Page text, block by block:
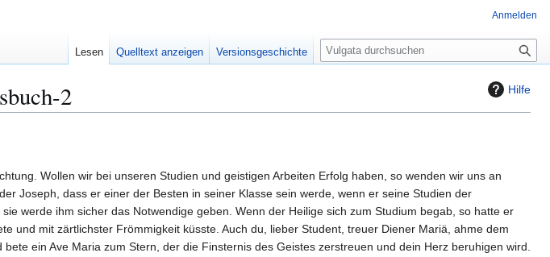
Hilfe
2
Wollen wir bei unseren Studien und geistigen Arbeiten Erfolg haben, so wenden wir uns an
Joseph, dass er einer der Besten in seiner Klasse sein werde, wenn er seine Studien der
werde ihm sicher das Notwendige geben. Wenn der Heilige sich zum Studium begab, so hatte er
und mit zärtlichster Frömmigkeit küsste. Auch du, lieber Student, treuer Diener Mariä, ahme dem
ein Ave Maria zum Stern, der die Finsternis des Geistes zerstreuen und dein Herz beruhigen wird.
Anmelden
Lesen Quelltext anzeigen Versionsgeschichte
S
u
e